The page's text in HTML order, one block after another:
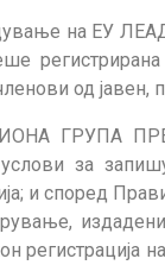
на ЕУ
од јавен,
ГРУПА
за
и според
регистрација